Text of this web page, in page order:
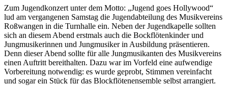
Zum Jugendkonzert unter dem Motto: „Jugend goes Hollywood“
lud am vergangenen Samstag die Jugendabteilung des Musikvereins
Roßwangen in die Turnhalle ein. Neben der Jugendkapelle sollten
sich an diesem Abend erstmals auch die Bockflötenkinder und
Jungmusikerinnen und Jungmusiker in Ausbildung präsentieren.
Denn dieser Abend sollte für alle Jungmusikanten des Musikvereins
einen Auftritt bereithalten. Dazu war im Vorfeld eine aufwendige
Vorbereitung notwendig: es wurde geprobt, Stimmen vereinfacht
und sogar ein Stück für das Blockflötenensemble selbst arrangiert.